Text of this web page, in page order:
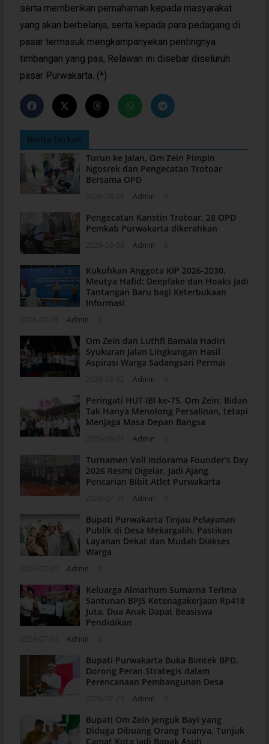
serta memberikan pemahaman kepada masyarakat
yang akan berbelanja, serta kepada para pedagang di
pasar termasuk mengkampanyekan pentingnya
timbangan yang pas, Relawan ini disebar diseluruh
pasar Purwakarta. (*)
Berita Terkait
Turun ke Jalan, Om Zein Pimpin
Ngosrek dan Pengecatan Trotoar
Bersama OPD
Admin
Pengecatan Kanstin Trotoar, 28 OPD
Pemkab Purwakarta dikerahkan
Admin
Kukuhkan Anggota KIP 2026-2030,
Meutya Hafid: Deepfake dan Hoaks Jadi
Tantangan Baru bagi Keterbukaan
Informasi
Admin
Om Zein dan Luthfi Bamala Hadiri
Syukuran Jalan Lingkungan Hasil
Aspirasi Warga Sadangsari Permai
Admin
Peringati HUT IBI ke-75, Om Zein: Bidan
Tak Hanya Menolong Persalinan, tetapi
Menjaga Masa Depan Bangsa
Admin
Turnamen Voli Indorama Founder’s Day
2026 Resmi Digelar, Jadi Ajang
Pencarian Bibit Atlet Purwakarta
Admin
Bupati Purwakarta Tinjau Pelayanan
Publik di Desa Mekargalih, Pastikan
Layanan Dekat dan Mudah Diakses
Warga
Admin
Keluarga Almarhum Sumarna Terima
Santunan BPJS Ketenagakerjaan Rp418
Juta, Dua Anak Dapat Beasiswa
Pendidikan
Admin
Bupati Purwakarta Buka Bimtek BPD,
Dorong Peran Strategis dalam
Perencanaan Pembangunan Desa
Admin
Bupati Om Zein Jenguk Bayi yang
Diduga Dibuang Orang Tuanya, Tunjuk
Camat Kota Jadi Bapak Asuh